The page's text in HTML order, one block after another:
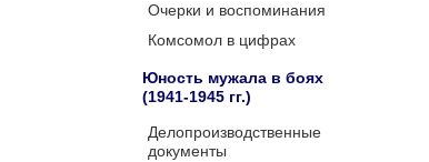
Очерки и воспоминания
Комсомол в цифрах
Юность мужала в боях
(1941-1945 гг.)
Делопроизводственные
документы